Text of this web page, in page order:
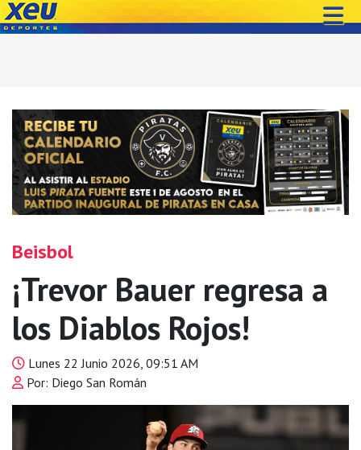
Beisbol
¡Trevor Bauer regresa a
los Diablos Rojos!
Lunes 22 Junio 2026, 09:51 AM
Por: Diego San Román